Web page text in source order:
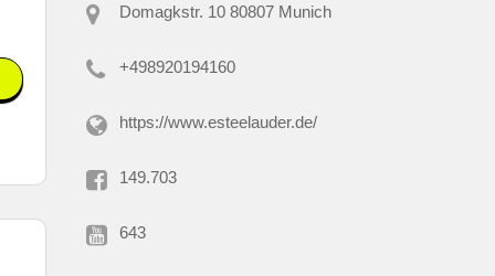
Domagkstr. 10 80807 Munich
+498920194160
https://www.esteelauder.de/
149.703
643